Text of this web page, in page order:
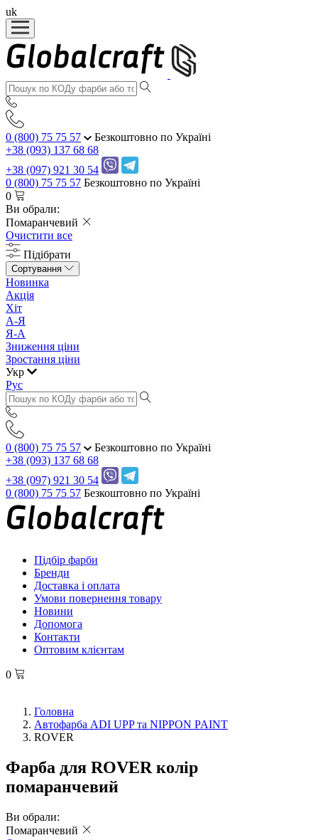
uk
0 (800) 75 75 57
Безкоштовно по Україні
+38 (093) 137 68 68
+38 (097) 921 30 54
0 (800) 75 75 57 Безкоштовно по Україні
0
Ви обрали:
Помаранчевий
Очистити все
Підібрати
Сортування
Новинка
Акція
Хіт
А-Я
Я-А
Зниження ціни
Зростання ціни
Укр
Рус
0 (800) 75 75 57
Безкоштовно по Україні
+38 (093) 137 68 68
+38 (097) 921 30 54
0 (800) 75 75 57 Безкоштовно по Україні
Підбір фарби
Бренди
Доставка і оплата
Умови повернення товару
Новини
Допомога
Контакти
Оптовим клієнтам
0
Головна
Автофарба ADI UPP та NIPPON PAINT
ROVER
Фарба для ROVER колір
помаранчевий
Ви обрали:
Помаранчевий